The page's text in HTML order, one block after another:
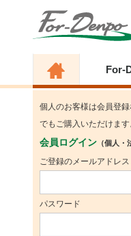
For-
個人のお客様は会員登録
でもご購入いただけます
会員ログイン （個人・
ご登録のメールアドレス
パスワード